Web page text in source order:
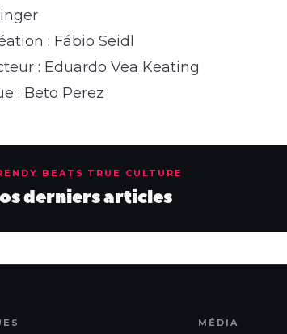
: Fábio Seidl
: Eduardo Vea Keating
: Beto Perez
BEATS TRUE CULTURE
derniers articles
MÉDIA